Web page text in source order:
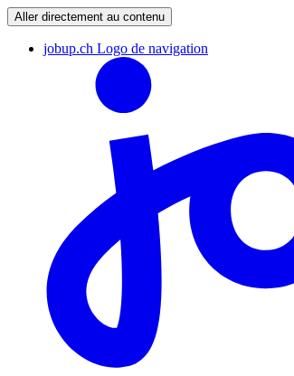
Aller directement au contenu
jobup.ch Logo de navigation